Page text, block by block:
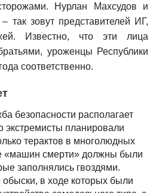
Нурлан Махсудов и
так зовут представителей ИГ,
Известно, что эти лица
уроженцы Республики
соответственно.
безопасности располагает
экстремисты планировали
терактов в многолюдных
«машин смерти» должны были
заполнялись гвоздями.
в ходе которых были